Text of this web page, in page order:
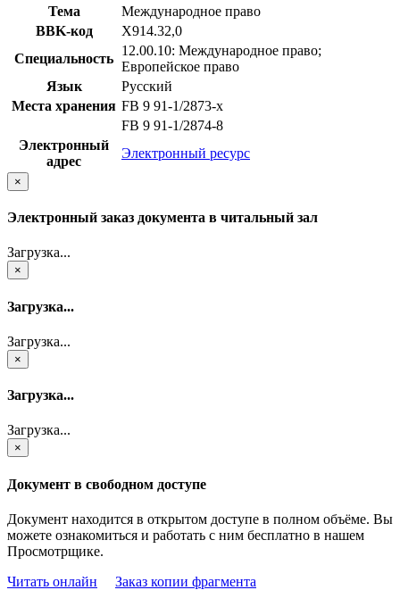
Тема
Международное право
BBK-код
Х914.32,0
Специальность
12.00.10: Международное право;
Европейское право
Язык
Русский
Места хранения FB 9 91-1/2873-x
FB 9 91-1/2874-8
Электронный
адрес
Электронный ресурс
×
Электронный заказ документа в читальный зал
Загрузка...
×
Загрузка...
Загрузка...
×
Загрузка...
Загрузка...
×
Документ в свободном доступе
Документ находится в открытом доступе в полном объёме. Вы
можете ознакомиться и работать с ним бесплатно в нашем
Просмотрщике.
Читать онлайн
Заказ копии фрагмента